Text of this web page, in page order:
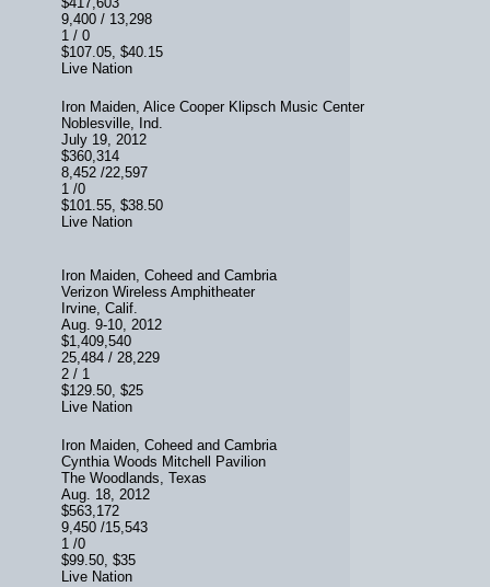
9,400 / 13,298
1 / 0
$107.05, $40.15
Live Nation
Iron Maiden, Alice Cooper Klipsch Music Center
Noblesville, Ind.
July 19, 2012
$360,314
8,452 /22,597
1 /0
$101.55, $38.50
Live Nation
Iron Maiden, Coheed and Cambria
Verizon Wireless Amphitheater
Irvine, Calif.
Aug. 9-10, 2012
$1,409,540
25,484 / 28,229
2 / 1
$129.50, $25
Live Nation
Iron Maiden, Coheed and Cambria
Cynthia Woods Mitchell Pavilion
The Woodlands, Texas
Aug. 18, 2012
$563,172
9,450 /15,543
1 /0
$99.50, $35
Live Nation